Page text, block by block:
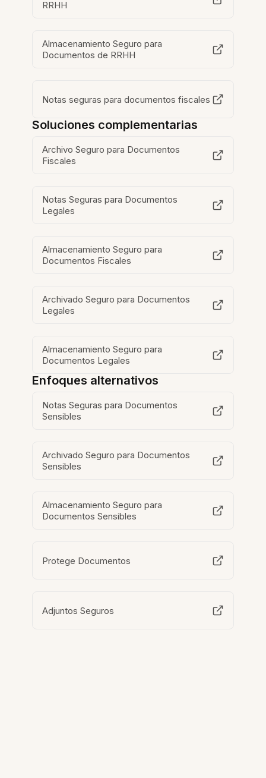
RRHH
Almacenamiento Seguro para
Documentos de RRHH
Notas seguras para documentos fiscales
Soluciones complementarias
Archivo Seguro para Documentos
Fiscales
Notas Seguras para Documentos
Legales
Almacenamiento Seguro para
Documentos Fiscales
Archivado Seguro para Documentos
Legales
Almacenamiento Seguro para
Documentos Legales
Enfoques alternativos
Notas Seguras para Documentos
Sensibles
Archivado Seguro para Documentos
Sensibles
Almacenamiento Seguro para
Documentos Sensibles
Protege Documentos
Adjuntos Seguros